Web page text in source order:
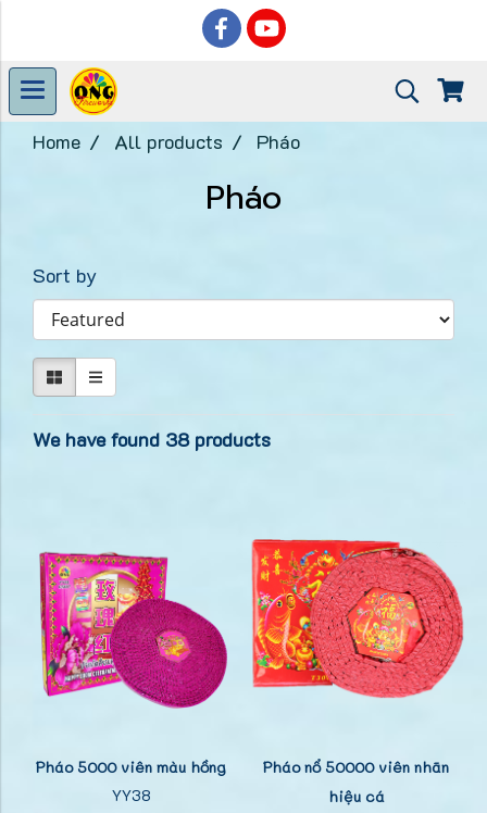
Home All products Pháo
Pháo
Sort by
We have found 38 products
Pháo 5000 viên màu hồng
YY38
Pháo nổ 50000 viên nhãn
hiệu cá